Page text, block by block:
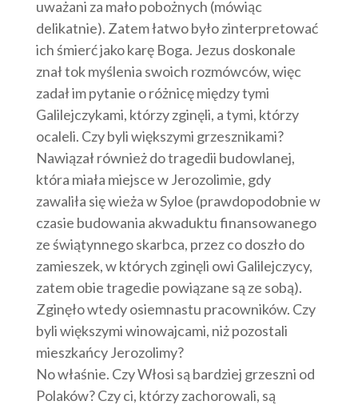
uważani za mało pobożnych (mówiąc
delikatnie). Zatem łatwo było zinterpretować
ich śmierć jako karę Boga. Jezus doskonale
znał tok myślenia swoich rozmówców, więc
zadał im pytanie o różnicę między tymi
Galilejczykami, którzy zginęli, a tymi, którzy
ocaleli. Czy byli większymi grzesznikami?
Nawiązał również do tragedii budowlanej,
która miała miejsce w Jerozolimie, gdy
zawaliła się wieża w Syloe (prawdopodobnie w
czasie budowania akwaduktu finansowanego
ze świątynnego skarbca, przez co doszło do
zamieszek, w których zginęli owi Galilejczycy,
zatem obie tragedie powiązane są ze sobą).
Zginęło wtedy osiemnastu pracowników. Czy
byli większymi winowajcami, niż pozostali
mieszkańcy Jerozolimy?
No właśnie. Czy Włosi są bardziej grzeszni od
Polaków? Czy ci, którzy zachorowali, są